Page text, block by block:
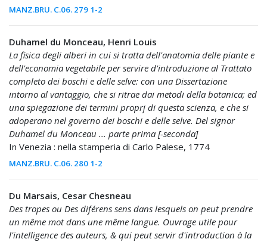
MANZ.BRU. C.06. 279 1-2
Duhamel du Monceau, Henri Louis
La fisica degli alberi in cui si tratta dell'anatomia delle piante e
dell'economia vegetabile per servire d'introduzione al Trattato
completo dei boschi e delle selve: con una Dissertazione
intorno al vantaggio, che si ritrae dai metodi della botanica; ed
una spiegazione dei termini proprj di questa scienza, e che si
adoperano nel governo dei boschi e delle selve. Del signor
Duhamel du Monceau ... parte prima [-seconda]
In Venezia : nella stamperia di Carlo Palese, 1774
MANZ.BRU. C.06. 280 1-2
Du Marsais, Cesar Chesneau
Des tropes ou Des diférens sens dans lesquels on peut prendre
un même mot dans une même langue. Ouvrage utile pour
l'intelligence des auteurs, & qui peut servir d'introduction à la